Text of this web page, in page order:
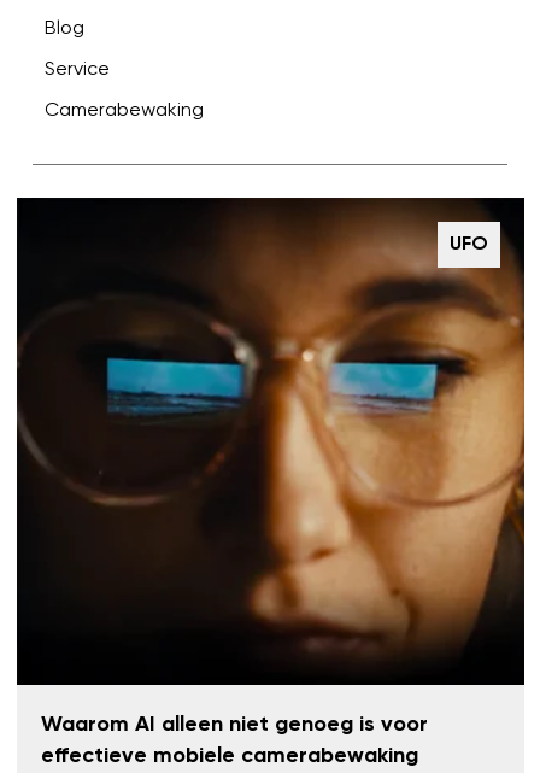
Blog
Service
Camerabewaking
UFO
Waarom AI alleen niet genoeg is voor
effectieve mobiele camerabewaking